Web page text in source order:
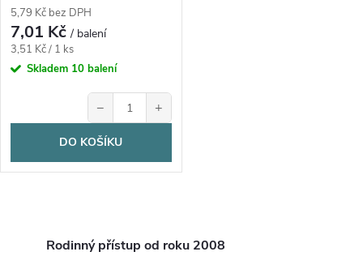
5,79 Kč bez DPH
7,01 Kč/ balení
Měrná
cena:
3,51 Kč / 1 ks
Skladem 10 balení
− +
DO KOŠÍKU
Rodinný přístup od roku 2008